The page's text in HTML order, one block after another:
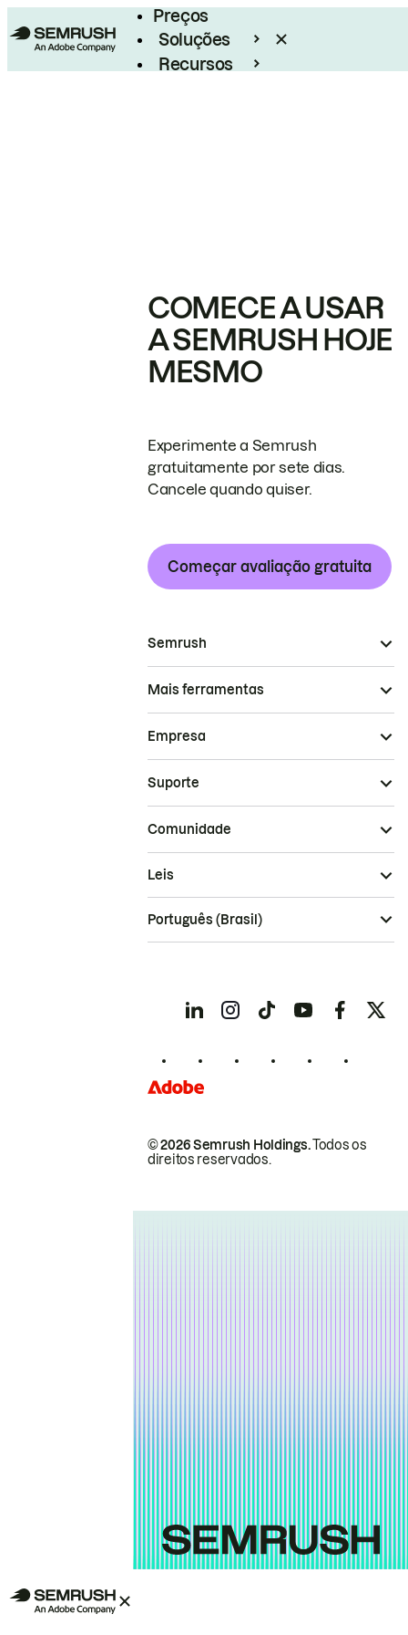
Preços
Soluções
Recursos
COMECE A USAR
A SEMRUSH HOJE
MESMO
Experimente a Semrush
gratuitamente por sete dias.
Cancele quando quiser.
Começar avaliação gratuita
Semrush
Mais ferramentas
Empresa
Suporte
Comunidade
© 2026 Semrush Holdings.Todos os
direitos reservados.
Leis
Português (Brasil)